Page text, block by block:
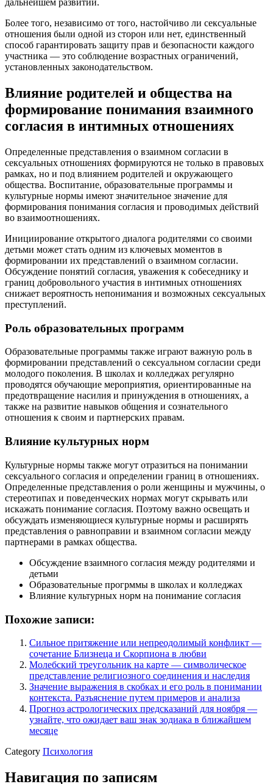
дальнейшем развитии.
Более того, независимо от того, настойчиво ли сексуальные
отношения были одной из сторон или нет, единственный
способ гарантировать защиту прав и безопасности каждого
участника — это соблюдение возрастных ограничений,
установленных законодательством.
Влияние родителей и общества на
формирование понимания взаимного
согласия в интимных отношениях
Определенные представления о взаимном согласии в
сексуальных отношениях формируются не только в правовых
рамках, но и под влиянием родителей и окружающего
общества. Воспитание, образовательные программы и
культурные нормы имеют значительное значение для
формирования понимания согласия и проводимых действий
во взаимоотношениях.
Инициирование открытого диалога родителями со своими
детьми может стать одним из ключевых моментов в
формировании их представлений о взаимном согласии.
Обсуждение понятий согласия, уважения к собеседнику и
границ добровольного участия в интимных отношениях
снижает вероятность непонимания и возможных сексуальных
преступлений.
Роль образовательных программ
Образовательные программы также играют важную роль в
формировании представлений о сексуальном согласии среди
молодого поколения. В школах и колледжах регулярно
проводятся обучающие мероприятия, ориентированные на
предотвращение насилия и принуждения в отношениях, а
также на развитие навыков общения и сознательного
отношения к своим и партнерских правам.
Влияние культурных норм
Культурные нормы также могут отразиться на понимании
сексуального согласия и определении границ в отношениях.
Определенные представления о роли женщины и мужчины, о
стереотипах и поведенческих нормах могут скрывать или
искажать понимание согласия. Поэтому важно освещать и
обсуждать изменяющиеся культурные нормы и расширять
представления о равноправии и взаимном согласии между
партнерами в рамках общества.
Обсуждение взаимного согласия между родителями и
детьми
Образовательные прогрммы в школах и колледжах
Влияние культурных норм на понимание согласия
Похожие записи:
Сильное притяжение или непреодолимый конфликт —
сочетание Близнеца и Скорпиона в любви
Молебский треугольник на карте — символическое
представление религиозного соединения и наследия
Значение выражения в скобках и его роль в понимании
контекста. Разъяснение путем примеров и анализа
Прогноз астрологических предсказаний для ноября —
узнайте, что ожидает ваш знак зодиака в ближайшем
месяце
Category Психология
Навигация по записям